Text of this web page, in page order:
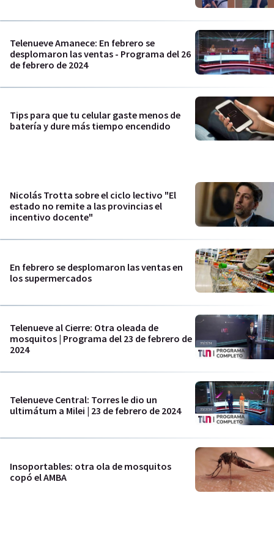
Telenueve Amanece: En febrero se
desplomaron las ventas - Programa del 26
de febrero de 2024
Tips para que tu celular gaste menos de
batería y dure más tiempo encendido
Nicolás Trotta sobre el ciclo lectivo "El
estado no remite a las provincias el
incentivo docente"
En febrero se desplomaron las ventas en
los supermercados
Telenueve al Cierre: Otra oleada de
mosquitos | Programa del 23 de febrero de
2024
Telenueve Central: Torres le dio un
ultimátum a Milei | 23 de febrero de 2024
Insoportables: otra ola de mosquitos
copó el AMBA